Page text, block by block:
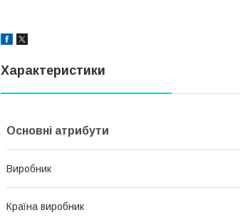
Характеристики
Основні атрибути
Виробник
Країна виробник